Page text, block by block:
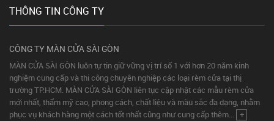
THÔNG TIN CÔNG TY
CÔNG TY MÀN CỬA SÀI GÒN
MÀN CỬA SÀI GÒN luôn tự tin giữ vững vị trí số 1 với hơn 20 năm kinh
nghiệm cung cấp và thi công chuyên nghiệp các loại rèm cửa tại thị
trường TP.HCM. MÀN CỬA SÀI GÒN liên tục cập nhật các mẫu rèm cửa
mới nhất, thẩm mỹ cao, phong cách, chất liệu và màu sắc đa dạng, nhằm
phục vụ khách hàng một cách tốt nhất cũng như cung cấp thêm... +